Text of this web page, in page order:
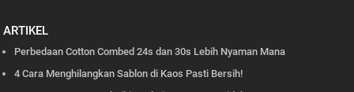
ARTIKEL
Perbedaan Cotton Combed 24s dan 30s Lebih Nyaman Mana
4 Cara Menghilangkan Sablon di Kaos Pasti Bersih!